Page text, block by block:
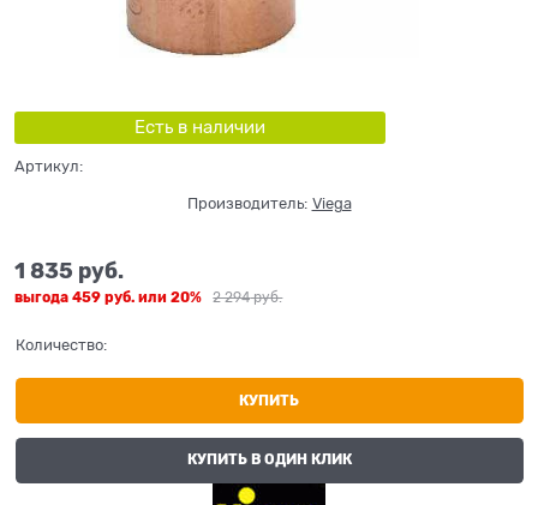
Есть в наличии
Артикул:
Производитель: Viega
2 294 руб.
1 835 руб.
выгода 459 руб. или 20%
Количество:
КУПИТЬ
КУПИТЬ В ОДИН КЛИК